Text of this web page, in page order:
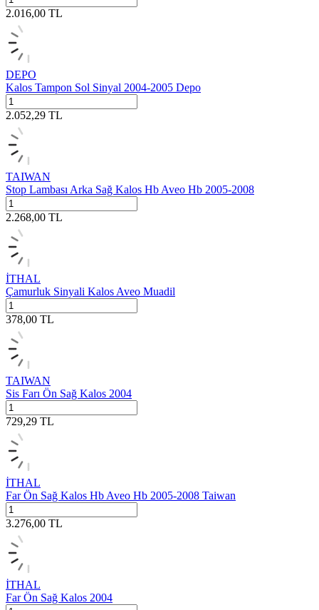
2.016,00 TL
DEPO
Kalos Tampon Sol Sinyal 2004-2005 Depo
2.052,29 TL
TAIWAN
Stop Lambası Arka Sağ Kalos Hb Aveo Hb 2005-2008
2.268,00 TL
İTHAL
Çamurluk Sinyali Kalos Aveo Muadil
378,00 TL
TAIWAN
Sis Farı Ön Sağ Kalos 2004
729,29 TL
İTHAL
Far Ön Sağ Kalos Hb Aveo Hb 2005-2008 Taiwan
3.276,00 TL
İTHAL
Far Ön Sağ Kalos 2004